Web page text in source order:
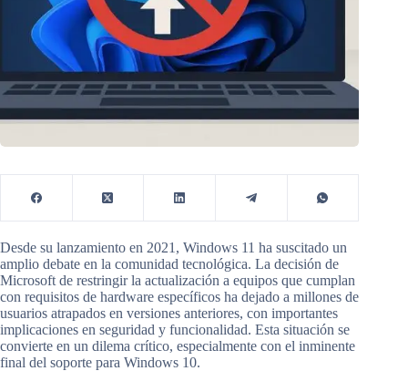
Desde su lanzamiento en 2021, Windows 11 ha suscitado un
amplio debate en la comunidad tecnológica. La decisión de
Microsoft de restringir la actualización a equipos que cumplan
con requisitos de hardware específicos ha dejado a millones de
usuarios atrapados en versiones anteriores, con importantes
implicaciones en seguridad y funcionalidad. Esta situación se
convierte en un dilema crítico, especialmente con el inminente
final del soporte para Windows 10.